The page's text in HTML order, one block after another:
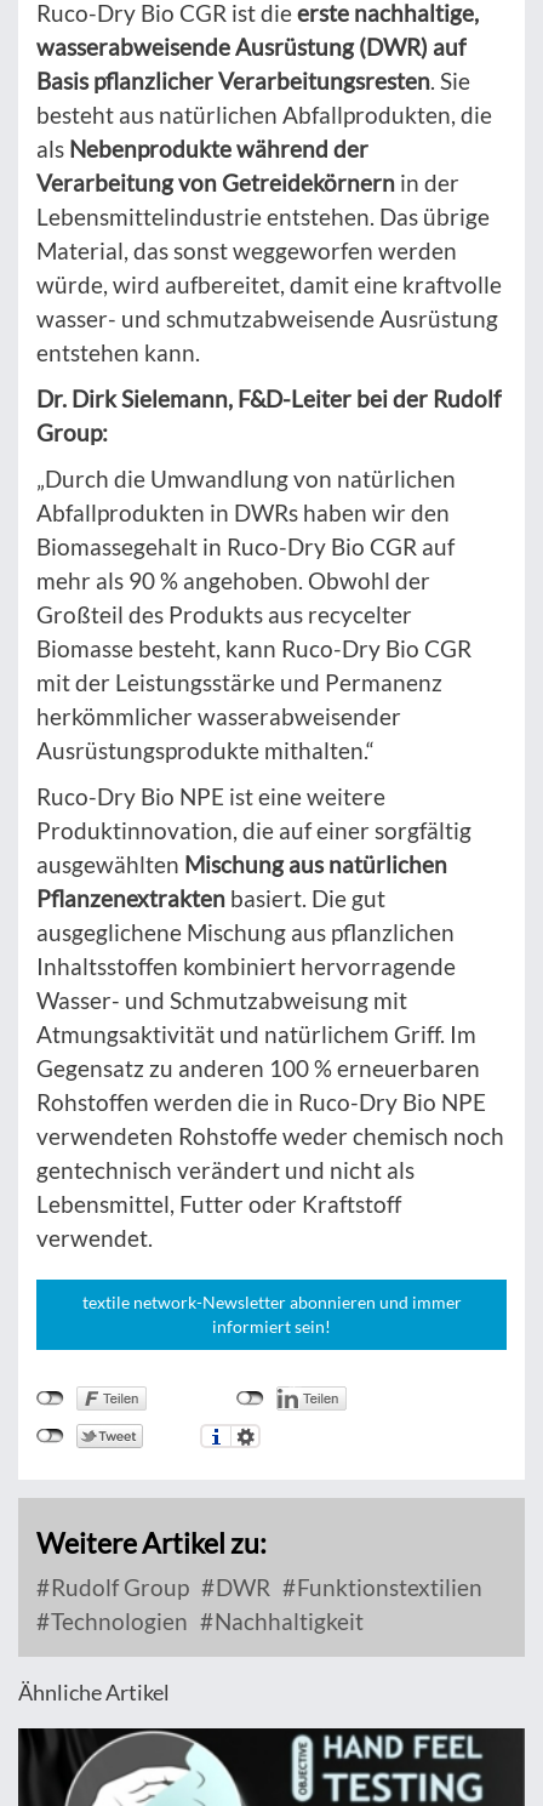
Ruco-Dry Bio CGR ist dieerste nachhaltige,
wasserabweisende Ausrüstung (DWR) auf
Basis pflanzlicher Verarbeitungsresten. Sie
besteht aus natürlichen Abfallprodukten, die
als Nebenprodukte während der
Verarbeitung von Getreidekörnern in der
Lebensmittelindustrie entstehen. Das übrige
Material, das sonst weggeworfen werden
würde, wird aufbereitet, damit eine kraftvolle
wasser- und schmutzabweisende Ausrüstung
entstehen kann.
Dr. Dirk Sielemann, F&D-Leiter bei der Rudolf
Group:
„Durch die Umwandlung von natürlichen
Abfallprodukten in DWRs haben wir den
Biomassegehalt in Ruco-Dry Bio CGR auf
mehr als 90 % angehoben. Obwohl der
Großteil des Produkts aus recycelter
Biomasse besteht, kann Ruco-Dry Bio CGR
mit der Leistungsstärke und Permanenz
herkömmlicher wasserabweisender
Ausrüstungsprodukte mithalten.“
Ruco-Dry Bio NPE ist eine weitere
Produktinnovation, die auf einer sorgfältig
ausgewählten Mischung aus natürlichen
Pflanzenextrakten basiert. Die gut
ausgeglichene Mischung aus pflanzlichen
Inhaltsstoffen kombiniert hervorragende
Wasser- und Schmutzabweisung mit
Atmungsaktivität und natürlichem Griff. Im
Gegensatz zu anderen 100 % erneuerbaren
Rohstoffen werden die in Ruco-Dry Bio NPE
verwendeten Rohstoffe weder chemisch noch
gentechnisch verändert und nicht als
Lebensmittel, Futter oder Kraftstoff
verwendet.
textile network-Newsletter abonnieren und immer
informiert sein!
Weitere Artikel zu:
Rudolf Group DWR
Funktionstextilien
Technologien
Nachhaltigkeit
Ähnliche Artikel